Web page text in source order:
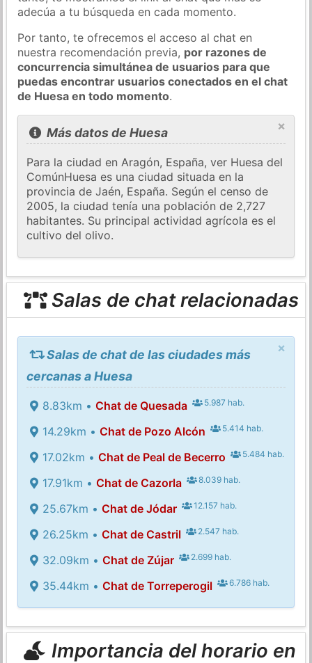
adecúa a tu búsqueda en cada momento.
Por tanto, te ofrecemos el acceso al chat en
nuestra recomendación previa, por razones de
concurrencia simultánea de usuarios para que
puedas encontrar usuarios conectados en el chat
de Huesa en todo momento.
×
Más datos de Huesa
Para la ciudad en Aragón, España, ver Huesa del
ComúnHuesa es una ciudad situada en la
provincia de Jaén, España. Según el censo de
2005, la ciudad tenía una población de 2,727
habitantes. Su principal actividad agrícola es el
cultivo del olivo.
Salas de chat relacionadas
×
Salas de chat de las ciudades más
cercanas a Huesa
8.83km • Chat de Quesada 5.987 hab.
14.29km • Chat de Pozo Alcón 5.414 hab.
17.02km • Chat de Peal de Becerro 5.484 hab.
17.91km • Chat de Cazorla 8.039 hab.
25.67km • Chat de Jódar 12.157 hab.
26.25km • Chat de Castril 2.547 hab.
32.09km • Chat de Zújar 2.699 hab.
35.44km • Chat de Torreperogil 6.786 hab.
Importancia del horario en